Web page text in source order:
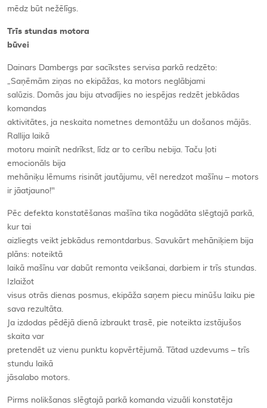
mēdz būt nežēlīgs.
Trīs stundas motora
būvei
Dainars Dambergs par sacīkstes servisa parkā redzēto:
„Saņēmām ziņas no ekipāžas, ka motors neglābjami
salūzis. Domās jau biju atvadījies no iespējas redzēt jebkādas
komandas
aktivitātes, ja neskaita nometnes demontāžu un došanos mājās.
Rallija laikā
motoru mainīt nedrīkst, līdz ar to cerību nebija. Taču ļoti
emocionāls bija
mehāniķu lēmums risināt jautājumu, vēl neredzot mašīnu – motors
ir jāatjauno!"
Pēc defekta konstatēšanas mašīna tika nogādāta slēgtajā parkā,
kur tai
aizliegts veikt jebkādus remontdarbus. Savukārt mehāniķiem bija
plāns: noteiktā
laikā mašīnu var dabūt remonta veikšanai, darbiem ir trīs stundas.
Izlaižot
visus otrās dienas posmus, ekipāža saņem piecu minūšu laiku pie
sava rezultāta.
Ja izdodas pēdējā dienā izbraukt trasē, pie noteikta izstājušos
skaita var
pretendēt uz vienu punktu kopvērtējumā. Tātad uzdevums – trīs
stundu laikā
jāsalabo motors.
Pirms nolikšanas slēgtajā parkā komanda vizuāli konstatēja